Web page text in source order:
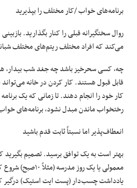
برنامه‌های خواب /کار مختلف را بپذیرید
می‌کند که افراد مختلف ریتم‌های مختلف
چه، کسی سحرخیز باشد چه جغد شب بیدار، هر
قابل قبول هستند. کار کردن در خانه
کار خود را انجام دهند. تا زمانی که یک
رختخواب ماندن مبدل نشود، برنامه‌های
انعطاف‌پذیر اما نسبتاً ثابت قدم باشید
بهتر است به یک توافق برسید. تصمیم بگیرید
معمولی یا یک
یادداشت چسب‌دار (پست ایت استیک) درگیر